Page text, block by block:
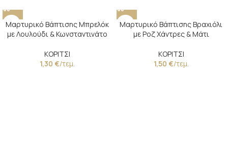
Μαρτυρικό Βάπτισης Μπρελόκ
με Λουλούδι & Κωνσταντινάτο
ΚΟΡΙΤΣΙ
1,30 €/τεμ.
Μαρτυρικό Βάπτισης Βραχιόλι
με Ροζ Χάντρες & Μάτι
ΚΟΡΙΤΣΙ
1,50 €/τεμ.